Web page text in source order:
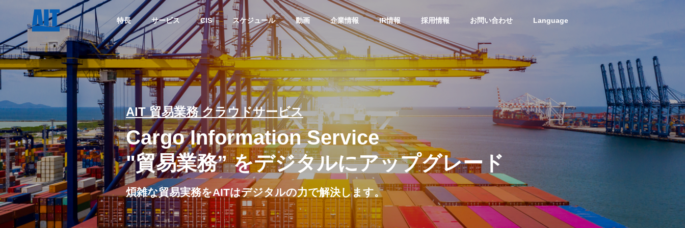
特長 サービス CIS スケジュール 動画 企業情報 IR情報 採用情報 お問い合わせ Language
AIT 貿易業務 クラウドサービス
Cargo Information Service
"貿易業務” をデジタルにアップグレード
煩雑な貿易実務をAITはデジタルの力で解決します。